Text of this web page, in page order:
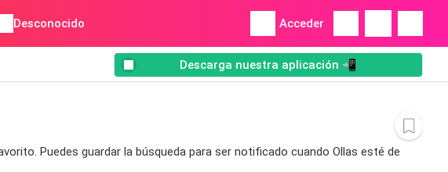
Desconocido Acceder
Descarga nuestra aplicación 📲
Puedes guardar la búsqueda para ser notificado cuando Ollas esté de